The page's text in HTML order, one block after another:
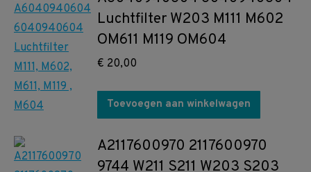
Luchtfilter W203 M111 M602
OM611 M119 OM604
€ 20,00
Toevoegen aan winkelwagen
A2117600970 2117600970
9744 W211 S211 W203 S203